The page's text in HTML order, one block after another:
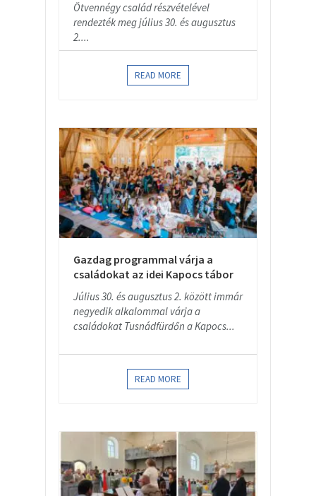
Ötvennégy család részvételével
rendezték meg július 30. és augusztus
2....
READ MORE
Gazdag programmal várja a
családokat az idei Kapocs tábor
Július 30. és augusztus 2. között immár
negyedik alkalommal várja a
családokat Tusnádfürdőn a Kapocs...
READ MORE